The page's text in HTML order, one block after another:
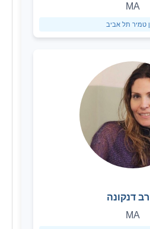
MA
טמיר תל אביב
דנקונה
MA